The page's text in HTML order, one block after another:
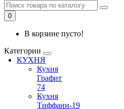
0
В корзине пусто!
Категории
КУХНЯ
Кухня
Графит
74
Кухня
Тиффани-19